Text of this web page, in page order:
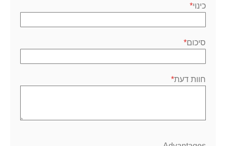
כינוי
סיכום
חוות דעת